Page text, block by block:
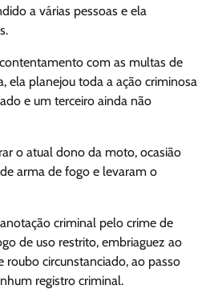
a várias pessoas e ela
com as multas de
ela planejou toda a ação criminosa
e um terceiro ainda não
o atual dono da moto, ocasião
arma de fogo e levaram o
criminal pelo crime de
de uso restrito, embriaguez ao
roubo circunstanciado, ao passo
registro criminal.